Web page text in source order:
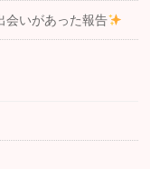
会いがあった報告